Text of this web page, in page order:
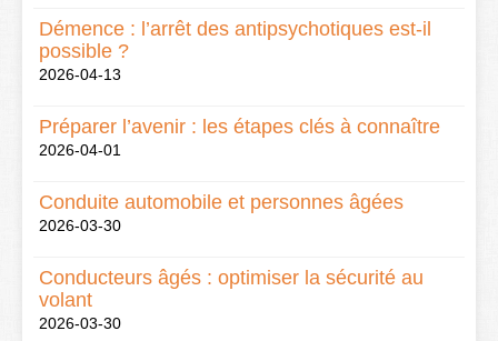
Démence : l’arrêt des antipsychotiques est-il
possible ?
2026-04-13
Préparer l’avenir : les étapes clés à connaître
2026-04-01
Conduite automobile et personnes âgées
2026-03-30
Conducteurs âgés : optimiser la sécurité au
volant
2026-03-30